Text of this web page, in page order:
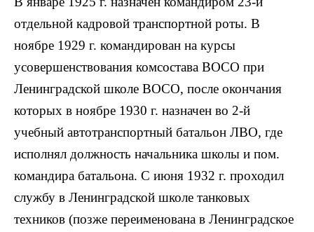
отдельной кадровой транспортной роты. В
ноябре 1929 г. командирован на курсы
усовершенствования комсостава ВОСО при
Ленинградской школе ВОСО, после окончания
которых в ноябре 1930 г. назначен во 2-й
учебный автотранспортный батальон ЛВО, где
исполнял должность начальника школы и пом.
командира батальона. С июня 1932 г. проходил
службу в Ленинградской школе танковых
техников (позже переименована в Ленинградское